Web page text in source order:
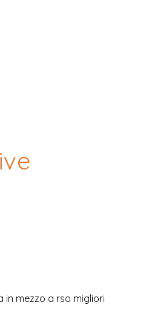
in mezzo a rso migliori